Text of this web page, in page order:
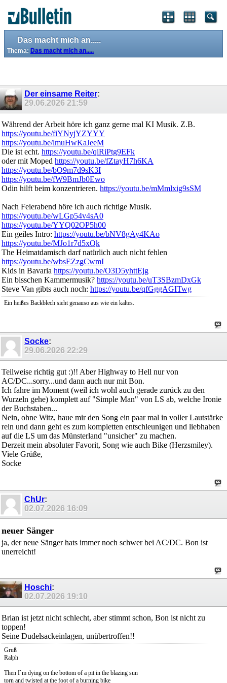
Das macht mich an.....
Thema: Das macht mich an.....
Der einsame Reiter:
29.06.2026 21:59
Während der Arbeit höre ich ganz gerne mal KI Musik. Z.B.
https://youtu.be/fiYNyjYZYYY
https://youtu.be/lmuHwKaJeeM
Die ist echt. https://youtu.be/qiRiPtg9EFk
oder mit Moped https://youtu.be/fZtayH7h6KA
https://youtu.be/bO9m7d9sK3I
https://youtu.be/fW9BmJb0Ewo
Odin hilft beim konzentrieren. https://youtu.be/mMmlxig9sSM
Nach Feierabend höre ich auch richtige Musik.
https://youtu.be/wLGp54v4sA0
https://youtu.be/YYQ02OP5h00
Ein geiles Intro: https://youtu.be/bNV8gAy4KAo
https://youtu.be/MJo1r7d5xQk
The Heimatdamisch darf natürlich auch nicht fehlen
https://youtu.be/wbsEZzgCwmI
Kids in Bavaria https://youtu.be/O3D5yhttEjg
Ein bisschen Kammermusik? https://youtu.be/uT3SBzmDxGk
Steve Van gibts auch noch: https://youtu.be/qfGggAGITwg
Ein heißes Backblech sieht genauso aus wie ein kaltes.
Socke:
29.06.2026 22:29
Teilweise richtig gut :)!! Aber Highway to Hell nur von
AC/DC...sorry...und dann auch nur mit Bon.
Ich fahre im Moment (weil ich wohl auch gerade zurück zu den
Wurzeln gehe) komplett auf "Simple Man" von LS ab, welche Ironie
der Buchstaben...
Nein, ohne Witz, haue mir den Song ein paar mal in voller Lautstärke
rein und dann geht es zum kompletten entschleunigen und liebhaben
auf die LS um das Münsterland "unsicher" zu machen.
Derzeit mein absoluter Favorit, Song wie auch Bike (Herzsmiley).
Viele Grüße,
Socke
ChUr:
02.07.2026 16:09
neuer Sänger
ja, der neue Sänger hats immer noch schwer bei AC/DC. Bon ist
unerreicht!
Hoschi:
02.07.2026 19:10
Brian ist jetzt nicht schlecht, aber stimmt schon, Bon ist nicht zu
toppen!
Seine Dudelsackeinlagen, unübertroffen!!
Gruß
Ralph
Then I`m dying on the bottom of a pit in the blazing sun
torn and twisted at the foot of a burning bike